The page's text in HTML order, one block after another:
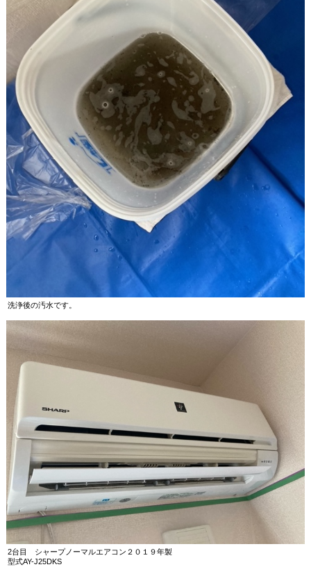
洗浄後の汚水です。
2台目 シャープノーマルエアコン２０１９年製
型式AY-J25DKS